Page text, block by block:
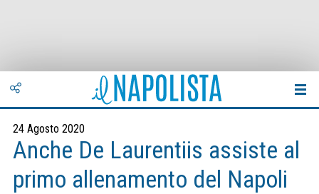
24 Agosto 2020
Anche De Laurentiis assiste al
primo allenamento del Napoli